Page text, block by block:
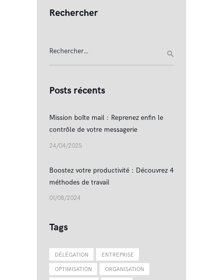
Rechercher
Rechercher :
Posts récents
Mission boîte mail : Reprenez enfin le
contrôle de votre messagerie
24/04/2025
Boostez votre productivité : Découvrez 4
méthodes de travail
01/08/2024
Tags
DÉLÉGATION ENTREPRISE
OPTIMISATION ORGANISATION